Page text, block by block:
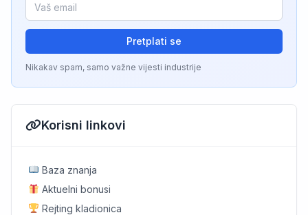
Pretplati se
Nikakav spam, samo važne vijesti industrije
Korisni linkovi
Baza znanja
Aktuelni bonusi
Rejting kladionica